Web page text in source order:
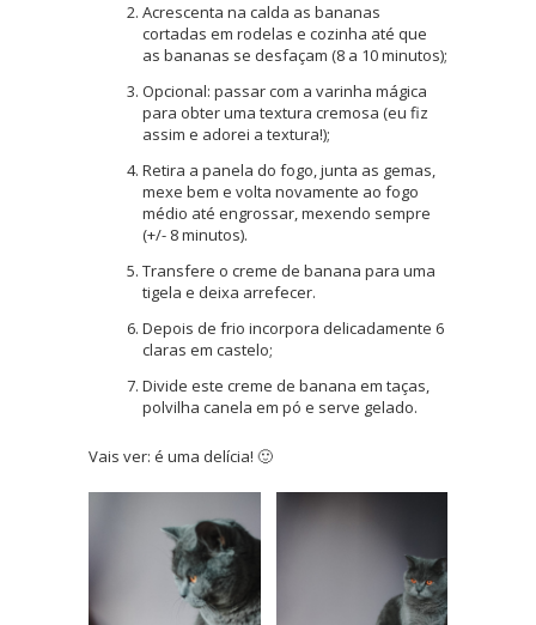
Acrescenta na calda as bananas
cortadas em rodelas e cozinha até que
as bananas se desfaçam (8 a 10 minutos);
Opcional: passar com a varinha mágica
para obter uma textura cremosa (eu fiz
assim e adorei a textura!);
Retira a panela do fogo, junta as gemas,
mexe bem e volta novamente ao fogo
médio até engrossar, mexendo sempre
(+/- 8 minutos).
Transfere o creme de banana para uma
tigela e deixa arrefecer.
Depois de frio incorpora delicadamente 6
claras em castelo;
Divide este creme de banana em taças,
polvilha canela em pó e serve gelado.
Vais ver: é uma delícia! 🙂